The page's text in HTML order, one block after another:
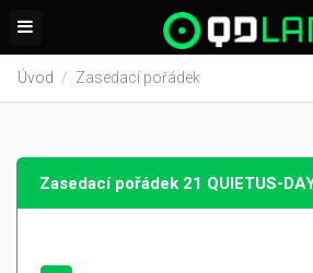
Úvod Zasedací pořádek
Zasedací pořádek 21 QUIETUS-